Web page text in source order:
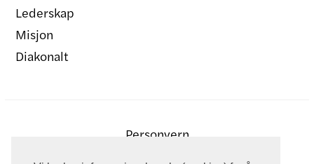
Lederskap
Misjon
Diakonalt
Personvern